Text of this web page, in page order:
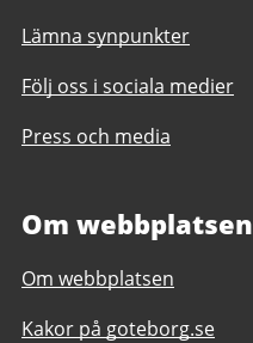
Lämna synpunkter
Följ oss i sociala medier
Press och media
Om webbplatsen
Om webbplatsen
Kakor på goteborg.se